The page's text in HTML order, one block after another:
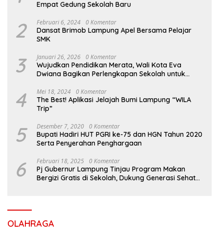
Empat Gedung Sekolah Baru
2 Februari 6, 2024 0 Komentar
Dansat Brimob Lampung Apel Bersama Pelajar
SMK
3 Januari 26, 2026 0 Komentar
Wujudkan Pendidikan Merata, Wali Kota Eva
Dwiana Bagikan Perlengkapan Sekolah untuk
4 Mei 18, 2024 0 Komentar
The Best! Aplikasi Jelajah Bumi Lampung “WILA
Trip”
5 Desember 7, 2020 0 Komentar
Bupati Hadiri HUT PGRI ke-75 dan HGN Tahun 2020
Serta Penyerahan Penghargaan
6 Februari 18, 2025 0 Komentar
Pj Gubernur Lampung Tinjau Program Makan
Bergizi Gratis di Sekolah, Dukung Generasi Sehat
OLAHRAGA